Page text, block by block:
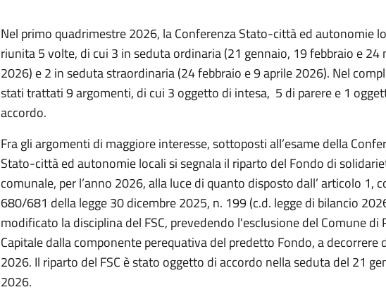
Nel primo quadrimestre 2026, la Conferenza Stato-città ed autonomie
riunita 5 volte, di cui 3 in seduta ordinaria (21 gennaio, 19 febbraio e 24
2026) e 2 in seduta straordinaria (24 febbraio e 9 aprile 2026). Nel
stati trattati 9 argomenti, di cui 3 oggetto di intesa, 5 di parere e 1
accordo.
Fra gli argomenti di maggiore interesse, sottoposti all’esame della
Stato-città ed autonomie locali si segnala il riparto del Fondo di
comunale, per l’anno 2026, alla luce di quanto disposto dall’ articolo 1,
680/681 della legge 30 dicembre 2025, n. 199 (c.d. legge di bilancio
modificato la disciplina del FSC, prevedendo l'esclusione del Comune di
Capitale dalla componente perequativa del predetto Fondo, a decorrere
2026. Il riparto del FSC è stato oggetto di accordo nella seduta del 21
2026.